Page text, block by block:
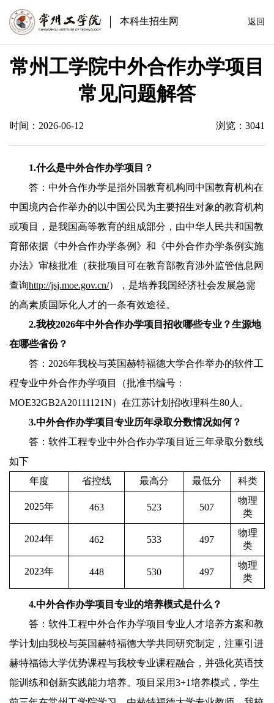
本科生招生网 返回
常州工学院中外合作办学项目
常见问题解答
时间：2026-06-12 浏览： 3041
1.什么是中外合作办学项目？
答：中外合作办学是指外国教育机构同中国教育机构在
中国境内合作举办的以中国公民为主要招生对象的教育机构
或项目，是我国高等教育的组成部分，由中华人民共和国教
育部依据《中外合作办学条例》和《中外合作办学条例实施
办法》审核批准（获批项目可在教育部教育涉外监管信息网
查询http://jsj.moe.gov.cn/），是培养我国经济社会发展急需
的高素质国际化人才的一条有效途径。
2.我校2026年中外合作办学项目招收哪些专业？生源地
在哪些省份？
答： 2026年我校与英国赫特福德大学合作举办的软件工
程专业中外合作办学项目（批准书编号：
MOE32GB2A20111121N）在江苏计划招收理科生80人。
3.中外合作办学项目专业历年录取分数情况如何？
答：软件工程专业中外合作办学项目近三年录取分数线
如下
年度
省控线 最高分 最低分 科类
2025年 463 523 507
物理
类
2024年 462 533 497
物理
类
2023年 448 530 497
物理
类
4.中外合作办学项目专业的培养模式是什么？
答：软件工程中外合作办学项目专业人才培养方案和教
学计划由我校与英国赫特福德大学共同研究制定，注重引进
赫特福德大学优势课程与我校专业课程融合，并强化英语技
能训练和创新实践能力培养。项目采用3+1培养模式，学生